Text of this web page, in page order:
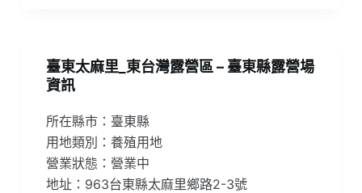
臺東太麻里_東台灣露營區 – 臺東縣露營場
資訊
所在縣市：臺東縣
用地類別：養殖用地
營業狀態：營業中
地址：963台東縣太麻里鄉路2-3號